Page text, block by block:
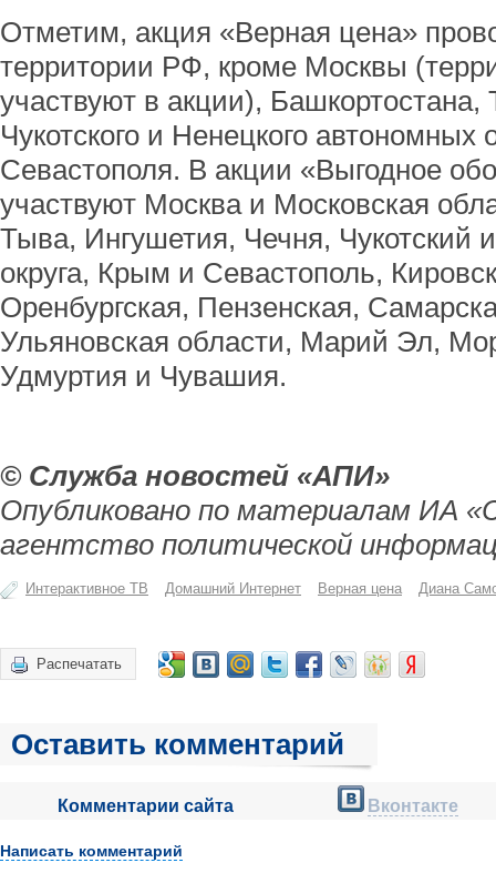
Отметим, акция «Верная цена»
территории РФ, кроме Москвы
участвуют в акции),
Чукотского и Ненецкого автономных
Севастополя. В акции «Выгодное
участвуют Москва и Московская
Тыва, Ингушетия, Чечня, Чукотский
округа, Крым и Севастополь,
Оренбургская, Пензенская,
Ульяновская области, Марий Эл,
Удмуртия и Чувашия.
© Служба новостей «АПИ»
Опубликовано по материалам ИА
агентство политической
Интерактивное ТВ Домашний Интернет Верная цена Диана
Распечатать
Оставить комментарий
Комментарии сайта Вконтакте
Написать комментарий